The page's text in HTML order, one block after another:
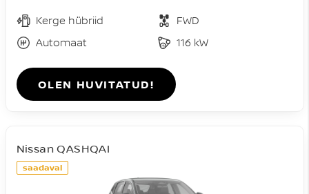
Kerge hübriid
FWD
Automaat
116 kW
OLEN HUVITATUD!
saadaval
Nissan QASHQAI